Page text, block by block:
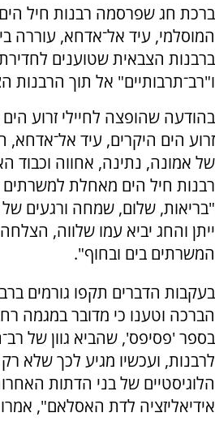
ברכת חג שפרסמה רבנות חיל
המוסלמי, עיד אל־אדחא, עוררה
ברבנות הצבאית שטוענים
ו"רב־תרבותיים" אל תוך הרבנות
בהודעה שהופצה לחיילי זרוע הים
זרוע הים היקרים, עיד אל־אדחא,
של אמונה, נתינה, אחווה וכבוד
רבנות חיל הים מאחלת למשרתים
"בריאות, שלום, שמחה ורגעים של
ייתן והחג יביא עמו שלווה,
המשרתים בים ובחוף".
בעקבות הדברים תקפו גורמים
הברכה וטענו כי מדובר במגמה
בספר 'פסיפס', שהביא גוון של
לרבנות, ועכשיו מגיע לכך שלא
הלוגיסטיים של בני הדתות
אידיאליזציה לדת האסלאם",